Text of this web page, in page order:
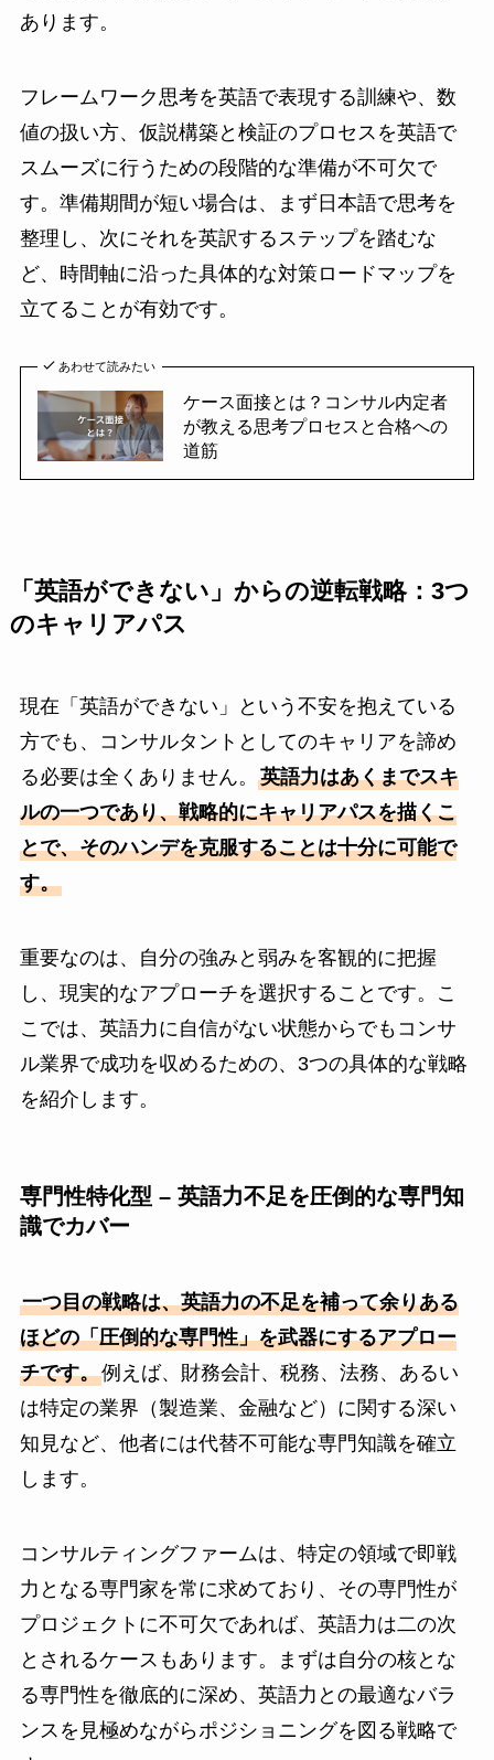
あります。
フレームワーク思考を英語で表現する訓練や、数
値の扱い方、仮説構築と検証のプロセスを英語で
スムーズに行うための段階的な準備が不可欠で
す。準備期間が短い場合は、まず日本語で思考を
整理し、次にそれを英訳するステップを踏むな
ど、時間軸に沿った具体的な対策ロードマップを
立てることが有効です。
あわせて読みたい
ケース面接とは？コンサル内定者
が教える思考プロセスと合格への
道筋
「英語ができない」からの逆転戦略：3つ
のキャリアパス
現在「英語ができない」という不安を抱えている
方でも、コンサルタントとしてのキャリアを諦め
る必要は全くありません。 英語力はあくまでスキ
ルの一つであり、戦略的にキャリアパスを描くこ
とで、そのハンデを克服することは十分に可能で
す。
重要なのは、自分の強みと弱みを客観的に把握
し、現実的なアプローチを選択することです。こ
こでは、英語力に自信がない状態からでもコンサ
ル業界で成功を収めるための、3つの具体的な戦略
を紹介します。
専門性特化型 – 英語力不足を圧倒的な専門知
識でカバー
一つ目の戦略は、英語力の不足を補って余りある
ほどの「圧倒的な専門性」を武器にするアプロー
チです。例えば、財務会計、税務、法務、あるい
は特定の業界（製造業、金融など）に関する深い
知見など、他者には代替不可能な専門知識を確立
します。
コンサルティングファームは、特定の領域で即戦
力となる専門家を常に求めており、その専門性が
プロジェクトに不可欠であれば、英語力は二の次
とされるケースもあります。まずは自分の核とな
る専門性を徹底的に深め、英語力との最適なバラ
ンスを見極めながらポジショニングを図る戦略で